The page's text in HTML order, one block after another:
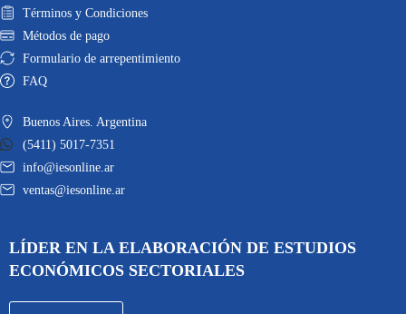
Términos y Condiciones
Métodos de pago
Formulario de arrepentimiento
FAQ
Buenos Aires. Argentina
(5411) 5017-7351
info@iesonline.ar
ventas@iesonline.ar
LÍDER EN LA ELABORACIÓN DE ESTUDIOS
ECONÓMICOS SECTORIALES